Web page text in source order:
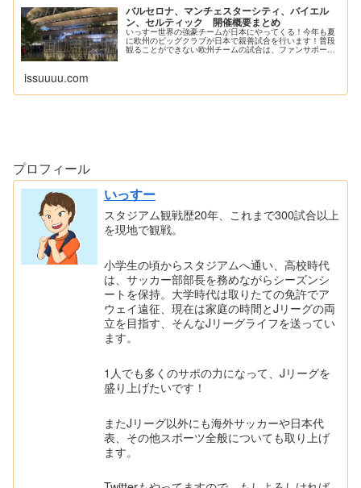
バルセロナ、マンチェスターシティ、バイエル
ン、セルティック 開催概要まとめ
いっすー世界の強豪チームが日本にやってくる！今年も夏
に欧州のビッグクラブが日本で親善試合を行います！普段
観ることができない欧州チームの試合は、ファンサポータ
ーにとっては是非行きたいですよね。いっすーしかも今
issuuuu.com
プロフィール
いっすー
スタジアム観戦歴20年、これまで300試合以上
を現地で観戦。
小学生の頃からスタジアムへ通い、高校時代
は、サッカー部部長を務めながらシーズンシ
ートを保持。大学時代は取りたての免許でア
ウェイ遠征、現在は家庭の時間とJリーグの両
立を目指す、そんなJリーグライフを送ってい
ます。
1人でも多くのサポの力になって、Jリーグを
盛り上げたいです！
またJリーグ以外にも海外サッカーや日本代
表、その他スポーツ全般についても取り上げ
ます。